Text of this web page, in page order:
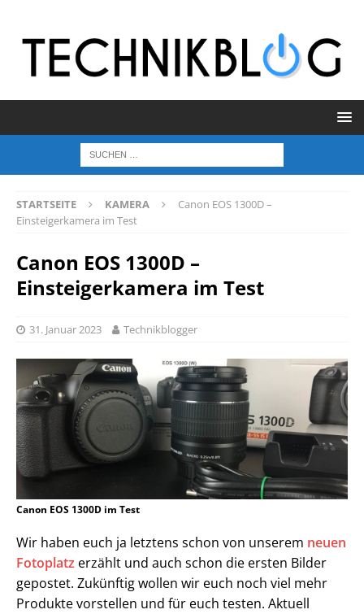
STARTSEITE KAMERA
Canon EOS 1300D –
Einsteigerkamera im Test
Canon EOS 1300D –
Einsteigerkamera im Test
31. Januar 2023 Technikblogger
Canon EOS 1300D im Test
Wir haben euch ja letztens schon von unserem neuen
Fotoplatz erzählt und auch schon die ersten Bilder
gepostet. Zukünftig wollen wir euch noch viel mehr
Produkte vorstellen und für euch testen. Aktuell